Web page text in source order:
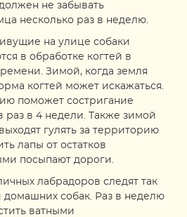
не забывать
несколько раз в неделю.
на улице собаки
в обработке когтей в
Зимой, когда земля
когтей может искажаться.
поможет состригание
раз в 4 недели. Также зимой
гулять за территорию
лапы от остатков
посыпают дороги.
лабрадоров следят так
домашних собак. Раз в неделю
ватными